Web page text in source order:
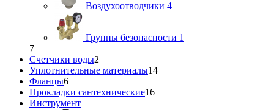
Воздухоотводчики 4
Группы безопасности 1
7
Счетчики воды2
Уплотнительные материалы14
Фланцы6
Прокладки сантехнические16
Инструмент